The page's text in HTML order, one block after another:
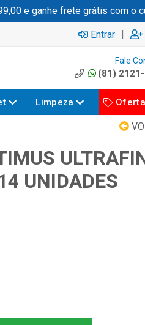
e ganhe frete grátis com o
Entrar |
Fale
(81)
Limpeza
UNIDADES